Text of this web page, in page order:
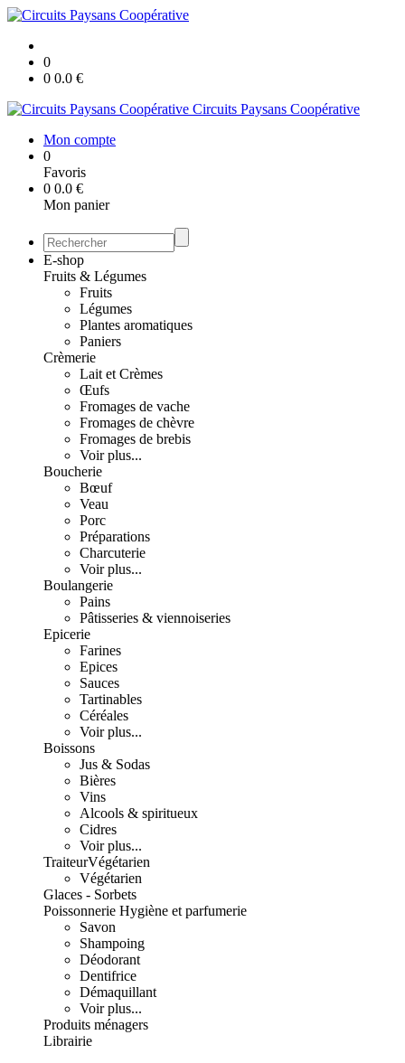
0
0 0.0 €
Circuits Paysans Coopérative
Mon compte
0
Favoris
0 0.0 €
Mon panier
E-shop
Fruits & Légumes
Fruits
Légumes
Plantes aromatiques
Paniers
Crèmerie
Lait et Crèmes
Œufs
Fromages de vache
Fromages de chèvre
Fromages de brebis
Voir plus...
Boucherie
Bœuf
Veau
Porc
Préparations
Charcuterie
Voir plus...
Boulangerie
Pains
Pâtisseries & viennoiseries
Epicerie
Farines
Epices
Sauces
Tartinables
Céréales
Voir plus...
Boissons
Jus & Sodas
Bières
Vins
Alcools & spiritueux
Cidres
Voir plus...
TraiteurVégétarien
Végétarien
Glaces - Sorbets
Poissonnerie Hygiène et parfumerie
Savon
Shampoing
Déodorant
Dentifrice
Démaquillant
Voir plus...
Produits ménagers
Librairie